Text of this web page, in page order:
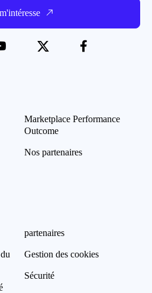
Marketplace Performance
Outcome
Nos partenaires
partenaires
Gestion des cookies
Sécurité